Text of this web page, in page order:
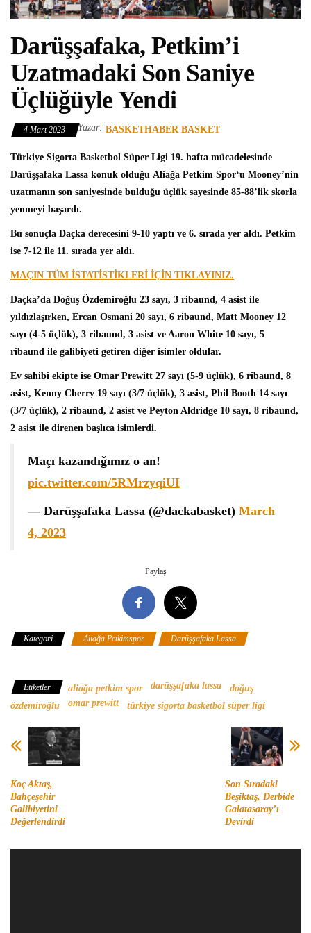
Darüşşafaka, Petkim’i
Uzatmadaki Son Saniye
Üçlüğüyle Yendi
4 Mart 2023 Yazar: BASKETHABER BASKET
Türkiye Sigorta Basketbol Süper Ligi 19. hafta mücadelesinde
Darüşşafaka Lassa konuk olduğu Aliağa Petkim Spor‘u Mooney’nin
uzatmanın son saniyesinde bulduğu üçlük sayesinde 85-88’lik skorla
yenmeyi başardı.
Bu sonuçla Daçka derecesini 9-10 yaptı ve 6. sırada yer aldı. Petkim
ise 7-12 ile 11. sırada yer aldı.
MAÇIN TÜM İSTATİSTİKLERİ İÇİN TIKLAYINIZ.
Daçka’da Doğuş Özdemiroğlu 23 sayı, 3 ribaund, 4 asist ile
yıldızlaşırken, Ercan Osmani 20 sayı, 6 ribaund, Matt Mooney 12
sayı (4-5 üçlük), 3 ribaund, 3 asist ve Aaron White 10 sayı, 5
ribaund ile galibiyeti getiren diğer isimler oldular.
Ev sahibi ekipte ise Omar Prewitt 27 sayı (5-9 üçlük), 6 ribaund, 8
asist, Kenny Cherry 19 sayı (3/7 üçlük), 3 asist, Phil Booth 14 sayı
(3/7 üçlük), 2 ribaund, 2 asist ve Peyton Aldridge 10 sayı, 8 ribaund,
2 asist ile direnen başlıca isimlerdi.
Maçı kazandığımız o an!
pic.twitter.com/5RMrzyqiUI
— Darüşşafaka Lassa (@dackabasket) March
4, 2023
Paylaş
Kategori Aliağa Petkimspor Darüşşafaka Lassa
Etiketler aliağa petkim spor darüşşafaka lassa
doğuş
özdemiroğlu
omar prewitt türkiye sigorta basketbol süper ligi
Koç Aktaş,
Bahçeşehir
Galibiyetini
Değerlendirdi
Son Sıradaki
Beşiktaş, Derbide
Galatasaray’ı
Devirdi